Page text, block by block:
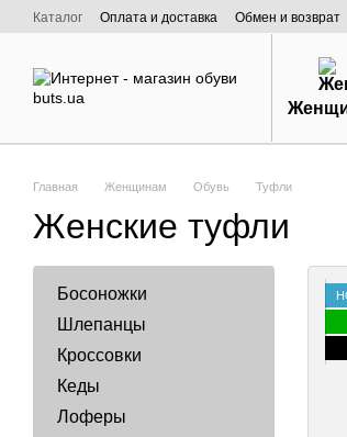
Перейти к основному контенту
Каталог Оплата и доставка Обмен и возврат
О нас
Главная Женщинам Обувь Туфли
Женские туфли
Босоножки
Шлепанцы
Кроссовки
Кеды
Лоферы